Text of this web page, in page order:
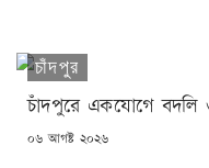
চাঁদপুর
চাঁদপুরে একযোগে বদলি
POSTED
০৬ আগষ্ট ২০২৬